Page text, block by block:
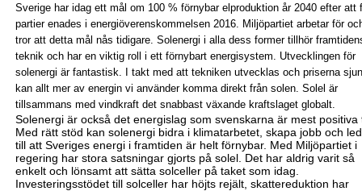
Sverige har idag ett mål om 100 % förnybar elproduktion år 2040 efter att
partier enades i energiöverenskommelsen 2016. Miljöpartiet arbetar för
tror att detta mål nås tidigare. Solenergi i alla dess former tillhör
teknik och har en viktig roll i ett förnybart energisystem. Utvecklingen för
solenergi är fantastisk. I takt med att tekniken utvecklas och priserna
kan allt mer av energin vi använder komma direkt från solen. Solel är
tillsammans med vindkraft det snabbast växande kraftslaget globalt.
Solenergi ärockså det energislag som svenskarna är mest positiva
Med rätt stöd kan solenergi bidra i klimatarbetet, skapa jobb och
till att Sveriges energi i framtiden är helt förnybar. Med Miljöpartiet i
regering har stora satsningar gjorts på solel. Det har aldrig varit så
enkelt och lönsamt att sätta solceller på taket som idag.
Investeringsstödet till solceller har höjts rejält, skattereduktion har